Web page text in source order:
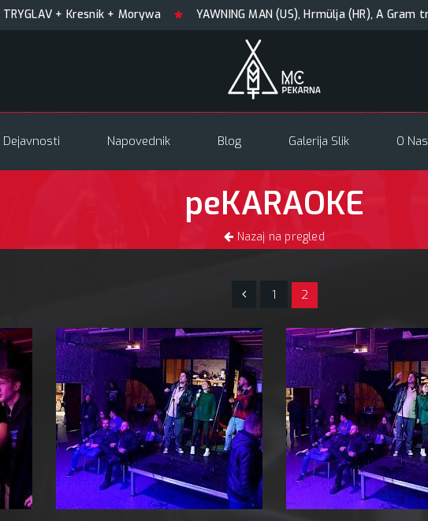
+ Kresnik + Morywa YAWNING MAN (US), Hrmülja (HR), A Gram trip (HR)
Dejavnosti Napovednik Blog Galerija Slik O Nas
peKARAOKE
Nazaj na pregled
1 2